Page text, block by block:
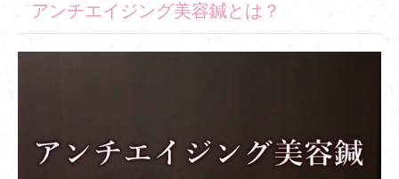
アンチエイジング美容鍼とは？